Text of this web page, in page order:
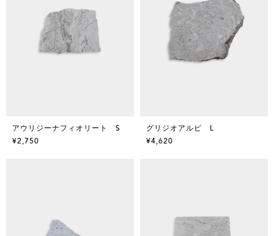
アウリジーナフィオリート S
¥2,750
グリジオアルピ L
¥4,620